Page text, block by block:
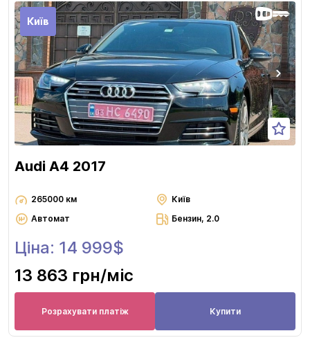
Київ
Audi A4 2017
265000 км
Київ
Автомат
Бензин, 2.0
Ціна: 14 999$
13 863 грн/міс
Розрахувати платіж Купити